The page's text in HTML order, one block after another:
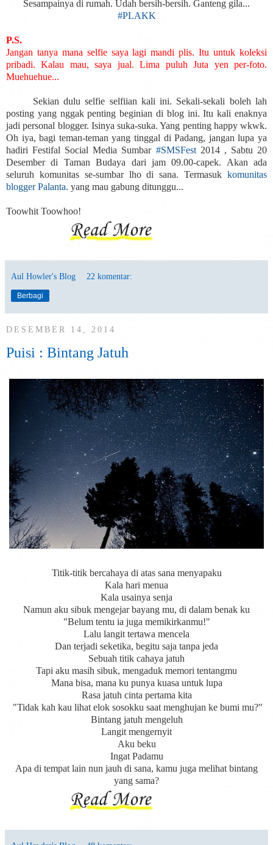
Sesampainya di rumah. Udah bersih-bersih. Ganteng gila...
#PLAKK
P.S.
Jangan tanya mana selfie saya lagi mandi plis. Itu untuk koleksi
pribadi. Kalau mau, saya jual. Lima puluh Juta yen per-foto.
Muehuehue...
Sekian dulu selfie selfiian kali ini. Sekali-sekali boleh lah
posting yang nggak penting beginian di blog ini. Itu kali enaknya
jadi personal blogger. Isinya suka-suka. Yang penting happy wkwk.
Oh iya, bagi teman-teman yang tinggal di Padang, jangan lupa ya
hadiri Festifal Social Media Sumbar #SMSFest2014 , Sabtu 20
Desember di Taman Budaya dari jam 09.00-capek. Akan ada
seluruh komunitas se-sumbar lho di sana. Termasuk komunitas
blogger Palanta. yang mau gabung ditunggu...
Toowhit Toowhoo!
Aul Howler's Blog 22 komentar:
Berbagi
DESEMBER 14, 2014
Puisi : Bintang Jatuh
Titik-titik bercahaya di atas sana menyapaku
Kala hari menua
Kala usainya senja
Namun aku sibuk mengejar bayang mu, di dalam benak ku
"Belum tentu ia juga memikirkanmu!"
Lalu langit tertawa mencela
Dan terjadi seketika, begitu saja tanpa jeda
Sebuah titik cahaya jatuh
Tapi aku masih sibuk, mengaduk memori tentangmu
Mana bisa, mana ku punya kuasa untuk lupa
Rasa jatuh cinta pertama kita
"Tidak kah kau lihat elok sosokku saat menghujan ke bumi mu?"
Bintang jatuh mengeluh
Langit mengernyit
Aku beku
Ingat Padamu
Apa di tempat lain nun jauh di sana, kamu juga melihat bintang
yang sama?